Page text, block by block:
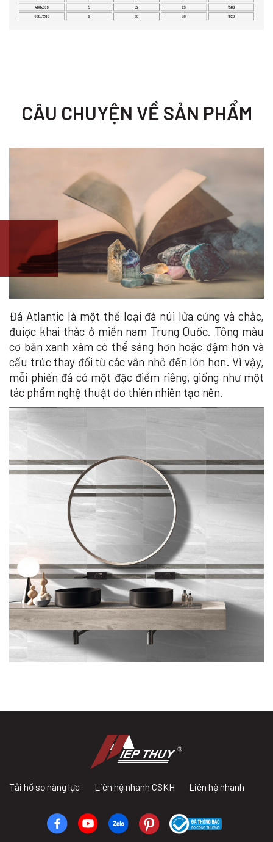
CÂU CHUYỆN VỀ SẢN PHẨM
Đá Atlantic là một thể loại đá núi lửa cứng và chắc,
đuiợc khai thác ở miền nam Trung Quốc. Tông màu
cơ bản xanh xám có thể sáng hơn hoặc đậm hơn và
cấu trúc thay đổi từ các vân nhỏ đến lớn hơn. Vì vậy,
mỗi phiến đá có một đặc điểm riêng, giống như một
tác phẩm nghệ thuật do thiên nhiên tạo nên.
Tải hồ sơ năng lực Liên hệ nhanh CSKH Liên hệ nhanh